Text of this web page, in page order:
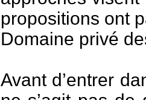
propositions ont
Domaine privé
Avant d’entrer